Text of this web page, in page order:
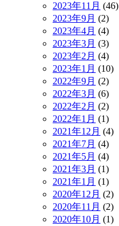
2023年11月 (46)
2023年9月 (2)
2023年4月 (4)
2023年3月 (3)
2023年2月 (4)
2023年1月 (10)
2022年9月 (2)
2022年3月 (6)
2022年2月 (2)
2022年1月 (1)
2021年12月 (4)
2021年7月 (4)
2021年5月 (4)
2021年3月 (1)
2021年1月 (1)
2020年12月 (2)
2020年11月 (2)
2020年10月 (1)